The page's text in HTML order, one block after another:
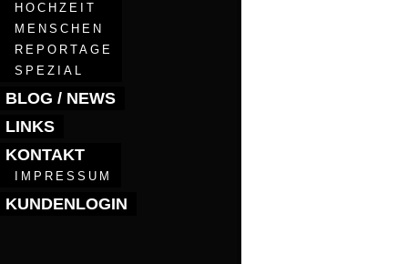
HOCHZEIT
MENSCHEN
REPORTAGE
SPEZIAL
BLOG / NEWS
LINKS
KONTAKT
IMPRESSUM
KUNDENLOGIN